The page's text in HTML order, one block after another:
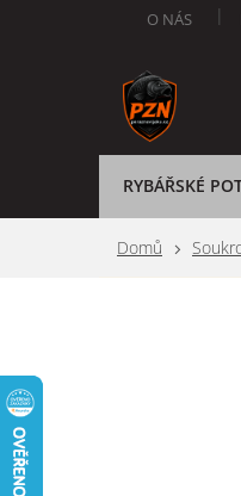
O NÁS
RYBÁŘSKÉ
Domů